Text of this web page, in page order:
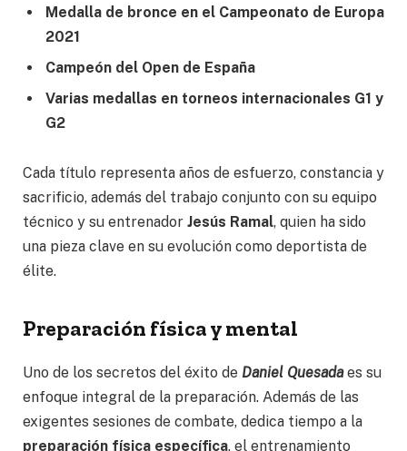
Medalla de bronce en el Campeonato de Europa
2021
Campeón del Open de España
Varias medallas en torneos internacionales G1 y
G2
Cada título representa años de esfuerzo, constancia y
sacrificio, además del trabajo conjunto con su equipo
técnico y su entrenador Jesús Ramal, quien ha sido
una pieza clave en su evolución como deportista de
élite.
Preparación física y mental
Uno de los secretos del éxito de Daniel Quesadaes su
enfoque integral de la preparación. Además de las
exigentes sesiones de combate, dedica tiempo a la
preparación física específica, el entrenamiento